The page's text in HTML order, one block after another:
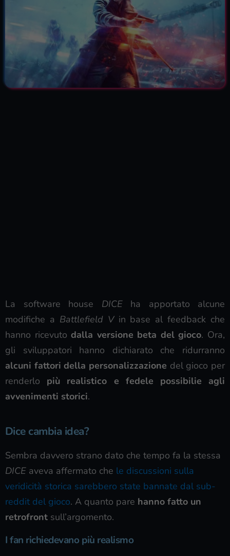
La software house DICEha apportato alcune
modifiche a Battlefield Vin base al feedback che
hanno ricevuto dalla versione beta del gioco. Ora,
gli sviluppatori hanno dichiarato che ridurranno
alcuni fattori della personalizzazione del gioco per
renderlo più realistico e fedele possibilie agli
avvenimenti storici.
Dice cambia idea?
Sembra davvero strano dato che tempo fa la stessa
DICE aveva affermato che le discussioni sulla
veridicità storica sarebbero state bannate dal sub-
reddit del gioco. A quanto pare hanno fatto un
retrofront sull’argomento.
I fan richiedevano più realismo